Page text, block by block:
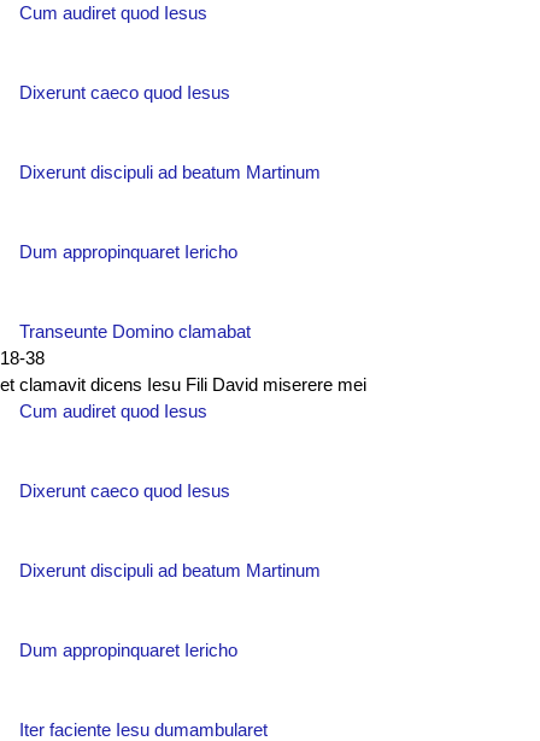
Cum audiret quod Iesus
Dixerunt caeco quod Iesus
Dixerunt discipuli ad beatum Martinum
Dum appropinquaret Iericho
Transeunte Domino clamabat
18-38
et clamavit dicens Iesu Fili David miserere mei
Cum audiret quod Iesus
Dixerunt caeco quod Iesus
Dixerunt discipuli ad beatum Martinum
Dum appropinquaret Iericho
Iter faciente Iesu dumambularet